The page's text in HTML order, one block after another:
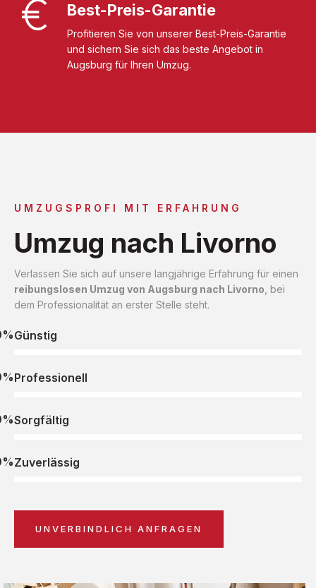
Best-Preis-Garantie
Profitieren Sie von unserer Best-Preis-Garantie
und sichern Sie sich das beste Angebot in
Augsburg für Ihren Umzug.
UMZUGSPROFI MIT ERFAHRUNG
Umzug nach Livorno
Verlassen Sie sich auf unsere langjährige Erfahrung für einen
reibungslosen Umzug von Augsburg nach Livorno , bei
dem Professionalität an erster Stelle steht.
Günstig
Professionell
Sorgfältig
Zuverlässig
UNVERBINDLICH ANFRAGEN